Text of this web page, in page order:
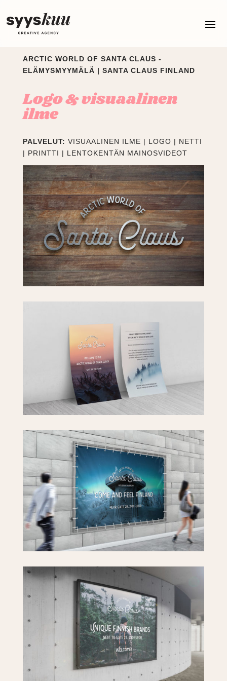
ARCTIC WORLD OF SANTA CLAUS -
ELÄMYSMYYMÄLÄ | SANTA CLAUS FINLAND
Logo & visuaalinen
ilme
PALVELUT: VISUAALINEN ILME | LOGO | NETTI
| PRINTTI | LENTOKENTÄN MAINOSVIDEOT